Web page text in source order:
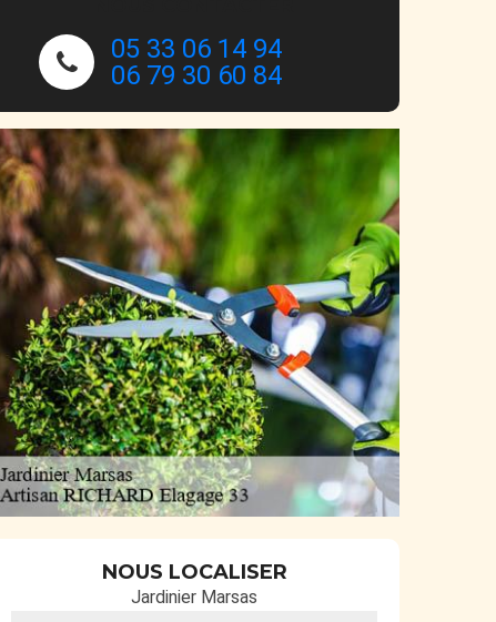
05 33 06 14 94
06 79 30 60 84
NOUS LOCALISER
Jardinier Marsas